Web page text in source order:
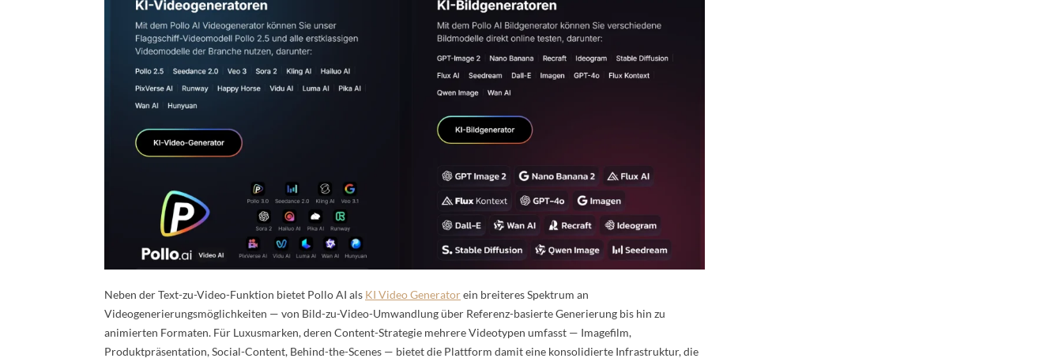
Neben der Text-zu-Video-Funktion bietet Pollo AI als KI Video Generatorein breiteres Spektrum an
Videogenerierungsmöglichkeiten — von Bild-zu-Video-Umwandlung über Referenz-basierte Generierung bis hin zu
animierten Formaten. Für Luxusmarken, deren Content-Strategie mehrere Videotypen umfasst — Imagefilm,
Produktpräsentation, Social-Content, Behind-the-Scenes — bietet die Plattform damit eine konsolidierte Infrastruktur, die